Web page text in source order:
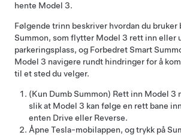
hente Model 3.
Følgende trinn beskriver hvordan du bruker
Summon, som flytter Model 3 rett inn eller
parkeringsplass, og Forbedret Smart
Model 3 navigere rundt hindringer for å
til et sted du velger.
(Kun Dumb Summon) Rett inn Model 3
slik at Model 3 kan følge en rett bane
enten Drive eller Reverse.
Åpne Tesla-mobilappen, og trykk på